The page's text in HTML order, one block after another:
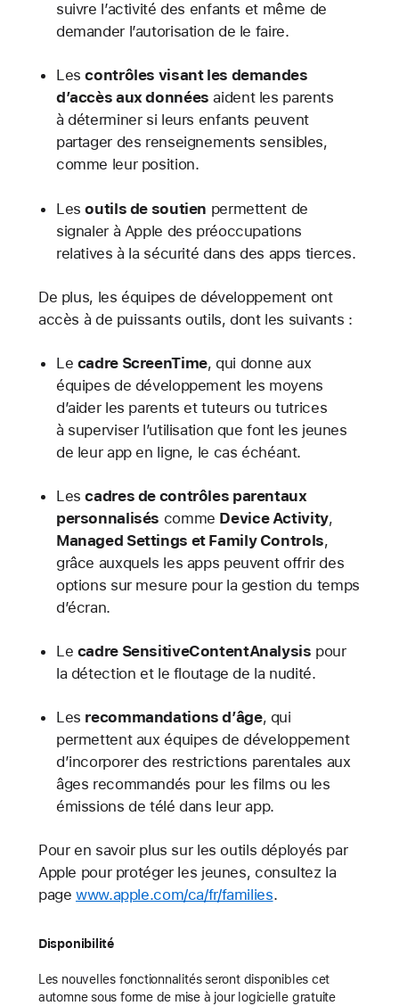
suivre l’activité des enfants et même de
demander l’autorisation de le faire.
Lescontrôles visant les demandes
d’accès aux données aident les parents
à déterminer si leurs enfants peuvent
partager des renseignements sensibles,
comme leur position.
Lesoutils de soutien permettent de
signaler à Apple des préoccupations
relatives à la sécurité dans des apps tierces.
De plus, les équipes de développement ont
accès à de puissants outils, dont les suivants :
Le cadre ScreenTime, qui donne aux
équipes de développement les moyens
d’aider les parents et tuteurs ou tutrices
à superviser l’utilisation que font les jeunes
de leur app en ligne, le cas échéant.
Lescadres de contrôles parentaux
personnalisés comme Device Activity,
Managed Settings et Family Controls,
grâce auxquels les apps peuvent offrir des
options sur mesure pour la gestion du temps
d’écran.
Le cadre SensitiveContentAnalysis pour
la détection et le floutage de la nudité.
Les recommandations d’âge, qui
permettent aux équipes de développement
d’incorporer des restrictions parentales aux
âges recommandés pour les films ou les
émissions de télé dans leur app.
Pour en savoir plus sur les outils déployés par
Apple pour protéger les jeunes, consultez la
pagewww.apple.com/ca/fr/families.
Disponibilité
Les nouvelles fonctionnalités seront disponibles cet
automne sous forme de mise à jour logicielle gratuite